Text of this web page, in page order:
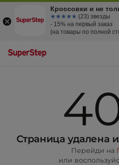
Страница удалена
Перейди на
или
Кроссовки и не
☆☆☆☆☆
★★★★★ (23) звезды
- 15% на первый заказ
(на товары по полной